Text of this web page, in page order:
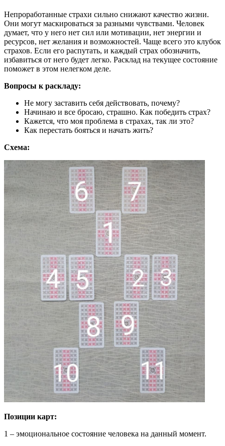
Непроработанные страхи сильно снижают качество жизни.
Они могут маскироваться за разными чувствами. Человек
думает, что у него нет сил или мотивации, нет энергии и
ресурсов, нет желания и возможностей. Чаще всего это клубок
страхов. Если его распутать, и каждый страх обозначить,
избавиться от него будет легко. Расклад на текущее состояние
поможет в этом нелегком деле.
Вопросы к раскладу:
Не могу заставить себя действовать, почему?
Начинаю и все бросаю, страшно. Как победить страх?
Кажется, что моя проблема в страхах, так ли это?
Как перестать бояться и начать жить?
Схема:
Позиции карт:
1 – эмоциональное состояние человека на данный момент.